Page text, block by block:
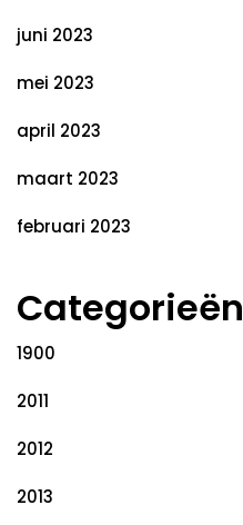
juni 2023
mei 2023
april 2023
maart 2023
februari 2023
Categorieën
1900
2011
2012
2013